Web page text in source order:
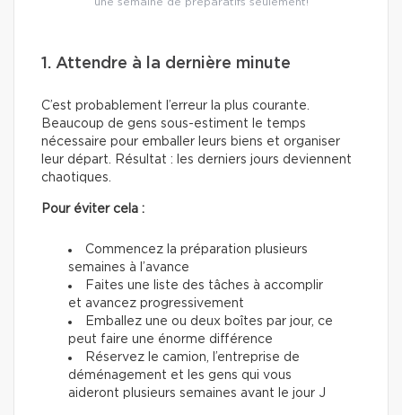
une semaine de préparatifs seulement!
1. Attendre à la dernière minute
C’est probablement l’erreur la plus courante.
Beaucoup de gens sous-estiment le temps
nécessaire pour emballer leurs biens et organiser
leur départ. Résultat : les derniers jours deviennent
chaotiques.
Pour éviter cela :
Commencez la préparation plusieurs
semaines à l’avance
Faites une liste des tâches à accomplir
et avancez progressivement
Emballez une ou deux boîtes par jour, ce
peut faire une énorme différence
Réservez le camion, l’entreprise de
déménagement et les gens qui vous
aideront plusieurs semaines avant le jour J